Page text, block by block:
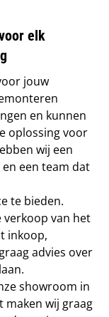
elk
jouw
en kunnen
oplossing voor
wij een
een team dat
te bieden.
verkoop van het
inkoop,
advies over
showroom in
maken wij graag